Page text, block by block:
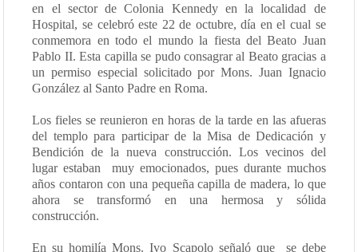
en el sector de Colonia Kennedy en la localidad de
Hospital, se celebró este 22 de octubre, día en el cual se
conmemora en todo el mundo la fiesta del Beato Juan
Pablo II. Esta capilla se pudo consagrar al Beato gracias a
un permiso especial solicitado por Mons. Juan Ignacio
González al Santo Padre en Roma.
Los fieles se reunieron en horas de la tarde en las afueras
del templo para participar de la Misa de Dedicación y
Bendición de la nueva construcción. Los vecinos del
lugar estaban
muy emocionados, pues durante muchos
años contaron con una pequeña capilla de madera, lo que
ahora se transformó en una hermosa y sólida
construcción.
En su homilía Mons. Ivo Scapolo señaló que
se debe